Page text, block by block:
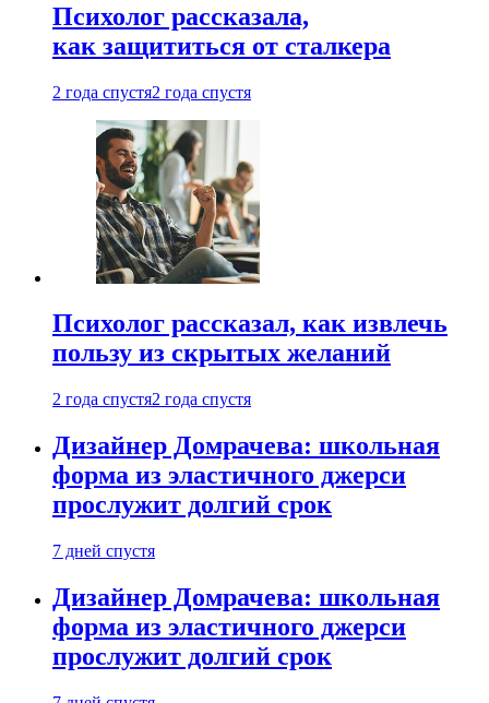
Психолог рассказала,
как защититься от сталкера
2 года спустя2 года спустя
Психолог рассказал, как извлечь
пользу из скрытых желаний
2 года спустя2 года спустя
Дизайнер Домрачева: школьная
форма из эластичного джерси
прослужит долгий срок
7 дней спустя
Дизайнер Домрачева: школьная
форма из эластичного джерси
прослужит долгий срок